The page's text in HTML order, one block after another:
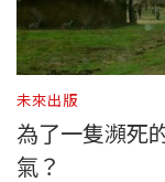
未來出版
為了一隻瀕死
氣？